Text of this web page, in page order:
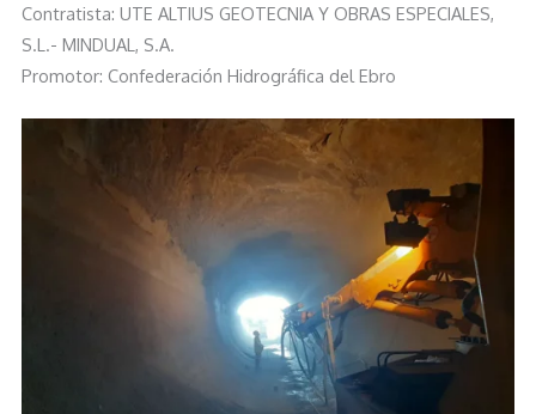
Contratista: UTE ALTIUS GEOTECNIA Y OBRAS ESPECIALES,
S.L.- MINDUAL, S.A.
Promotor: Confederación Hidrográfica del Ebro